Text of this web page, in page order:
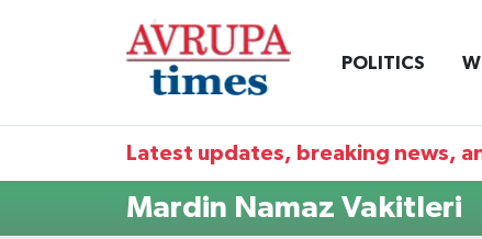
POLITICS
Latest updates, breaking news,
Mardin Namaz Vakitleri
Nöbetçi Eczaneler
Namaz Vakitleri